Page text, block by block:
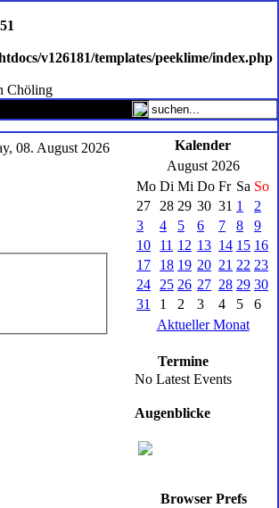
51
v126181/templates/peeklime/index.php
Chöling
08. August 2026
Kalender
August 2026
Mo Di Mi Do Fr Sa So
27
28 29 30 31 1
2
3
4 5 6 7 8
9
10
11 12 13 14 15 16
17
18 19 20 21 22 23
24
25 26 27 28 29 30
31
1 2 3 4 5
6
Aktueller Monat
Termine
No Latest Events
Augenblicke
Browser Prefs